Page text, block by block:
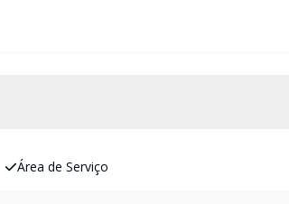
Área de Serviço